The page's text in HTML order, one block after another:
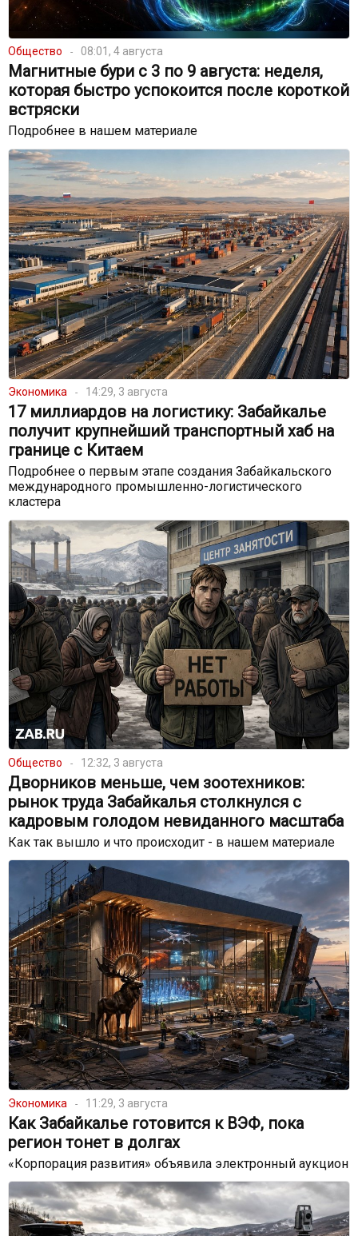
Общество 08:01, 4 августа
Магнитные бури с 3 по 9 августа: неделя,
которая быстро успокоится после короткой
встряски
Подробнее в нашем материале
Экономика 14:29, 3 августа
17 миллиардов на логистику: Забайкалье
получит крупнейший транспортный хаб на
границе с Китаем
Подробнее о первым этапе создания Забайкальского
международного промышленно-логистического
кластера
Общество 12:32, 3 августа
Дворников меньше, чем зоотехников:
рынок труда Забайкалья столкнулся с
кадровым голодом невиданного масштаба
Как так вышло и что происходит - в нашем материале
Экономика 11:29, 3 августа
Как Забайкалье готовится к ВЭФ, пока
регион тонет в долгах
«Корпорация развития» объявила электронный аукцион